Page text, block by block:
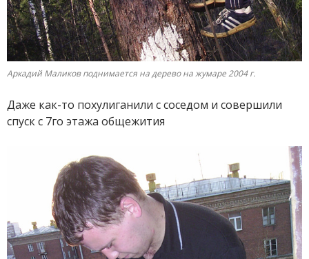
Аркадий Маликов поднимается на дерево на жумаре 2004 г.
Даже как-то похулиганили с соседом и совершили
спуск с 7го этажа общежития